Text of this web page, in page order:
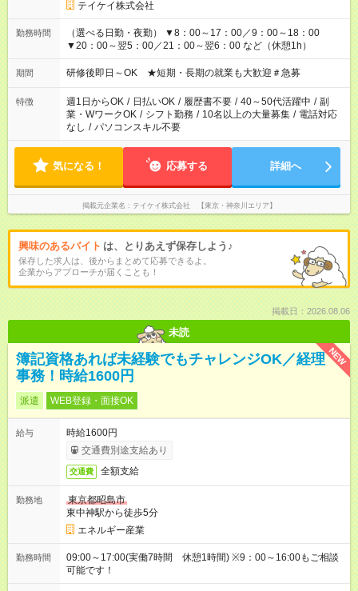
テイケイ株式会社
勤務時間
（選べる日勤・夜勤） ▼8：00～17：00／9：00～18：00
▼20：00～翌5：00／21：00～翌6：00 など（休憩1h）
期間 研修後即日～OK ★短期・長期の就業も大歓迎＃急募
特徴 週1日からOK / 日払いOK / 履歴書不要 / 40～50代活躍中 / 副
業・WワークOK / シフト勤務 / 10名以上の大量募集 / 電話対応
なし / パソコンスキル不要
気になる！ 応募する 詳細へ
掲載元企業名 テイケイ株式会社 【東京・神奈川エリア】
興味のあるバイト は、とりあえず保存しよう♪
保存した求人は、後からまとめて応募できるよ。
企業からアプローチが届くことも！
掲載日：2026.08.06
未読
NEW
簿記資格あれば未経験でもチャレンジOK／経理
事務！時給1600円
派遣 WEB登録・面接OK
給与
時給1600円
交通費別途支給あり
交通費 全額支給
勤務地
東京都昭島市
東中神駅から徒歩5分
エネルギー産業
勤務時間
09:00～17:00(実働7時間 休憩1時間) ※9：00～16:00もご相談
可能です！